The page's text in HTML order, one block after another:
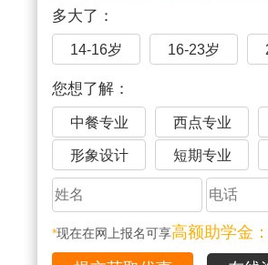
多大了：
14-16岁 16-23岁
您想了解：
中餐专业 西点专业
形象设计 短期专业
*现在在网上报名可享高额助学金